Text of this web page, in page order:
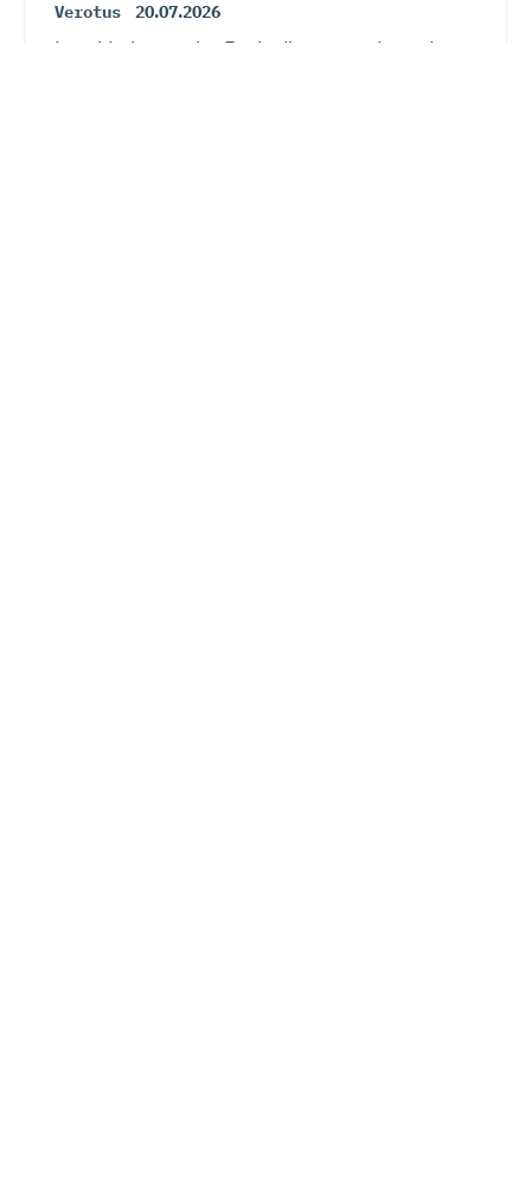
Verotus 20.07.2026
Lauri Lehmusoja: Perintöveron poisto ei